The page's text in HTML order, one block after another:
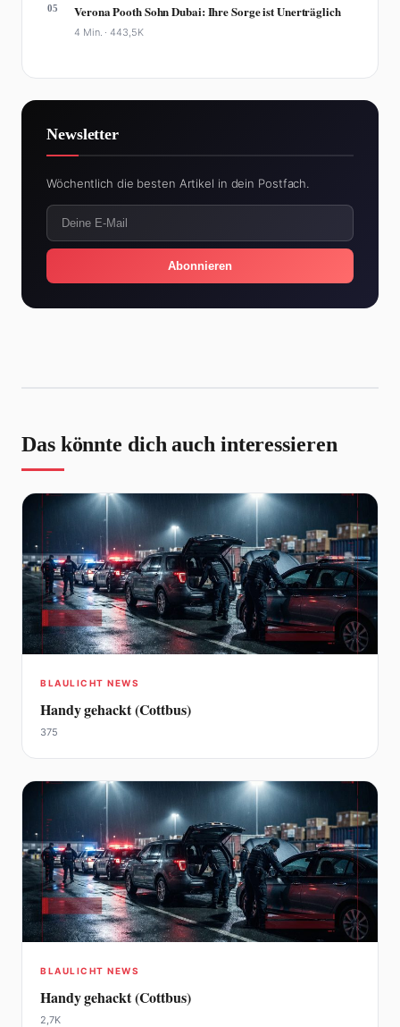
05 Verona Pooth Sohn Dubai: Ihre Sorge ist Unerträglich
4 Min. ·443,5K
Newsletter
Wöchentlich die besten Artikel in dein Postfach.
Abonnieren
Das könnte dich auch interessieren
BLAULICHT NEWS
Handy gehackt (Cottbus)
375
BLAULICHT NEWS
Handy gehackt (Cottbus)
2,7K